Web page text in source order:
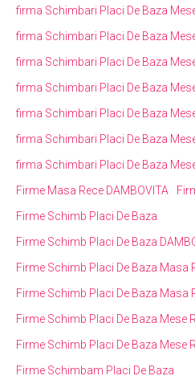
firma Schimbari Placi De Baza
firma Schimbari Placi De Baza
firma Schimbari Placi De Baza
firma Schimbari Placi De Baza
firma Schimbari Placi De Baza
firma Schimbari Placi De Baza
firma Schimbari Placi De Baza
Firme Masa Rece DAMBOVITA
Firme Schimb Placi De Baza
Firme Schimb Placi De Baza
Firme Schimb Placi De Baza Masa
Firme Schimb Placi De Baza Masa
Firme Schimb Placi De Baza Mese
Firme Schimb Placi De Baza Mese
Firme Schimbam Placi De Baza